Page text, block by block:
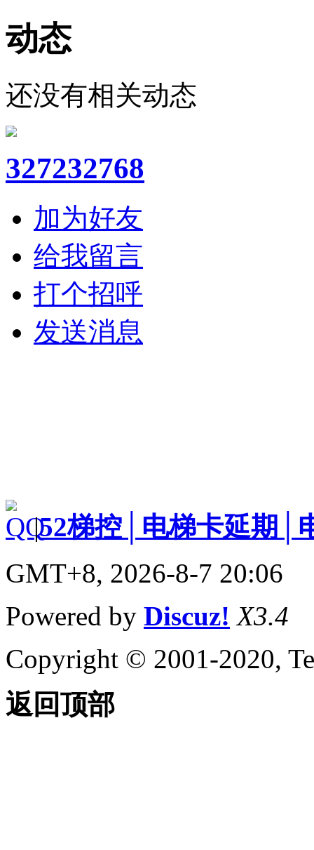
动态
还没有相关动态
327232768
加为好友
给我留言
打个招呼
发送消息
|52梯控│电梯卡延期│
GMT+8, 2026-8-7 20:06
Powered by Discuz! X3.4
Copyright © 2001-2020,
返回顶部